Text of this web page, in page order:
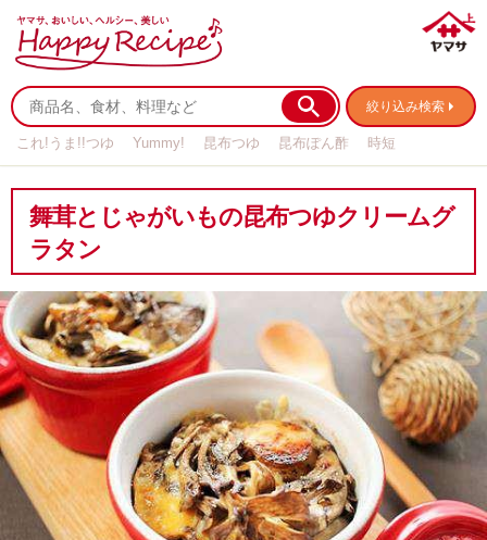
絞り込み検索
これ!うま!!つゆ Yummy! 昆布つゆ 昆布ぽん酢
時短
舞茸とじゃがいもの昆布つゆクリームグ
ラタン